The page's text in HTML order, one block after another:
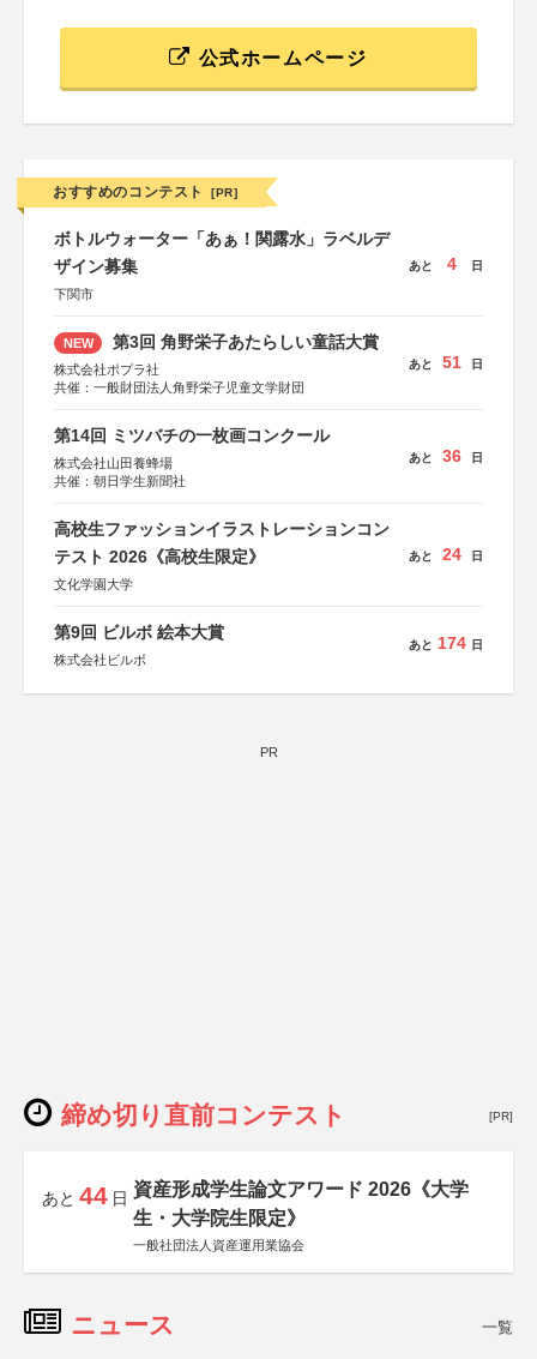
公式ホームページ
おすすめのコンテスト [PR]
ボトルウォーター「あぁ！関露水」ラベルデ
ザイン募集
下関市
あと 4 日
NEW 第3回 角野栄子あたらしい童話大賞
株式会社ポプラ社
共催：一般財団法人角野栄子児童文学財団
あと 51 日
第14回 ミツバチの一枚画コンクール
株式会社山田養蜂場
共催：朝日学生新聞社
あと 36 日
高校生ファッションイラストレーションコン
テスト 2026《高校生限定》
文化学園大学
あと 24 日
第9回 ビルボ 絵本大賞
株式会社ビルボ
あと 174 日
PR
締め切り直前コンテスト [PR]
あと 44 日 資産形成学生論文アワード 2026《大学
生・大学院生限定》
一般社団法人資産運用業協会
ニュース 一覧